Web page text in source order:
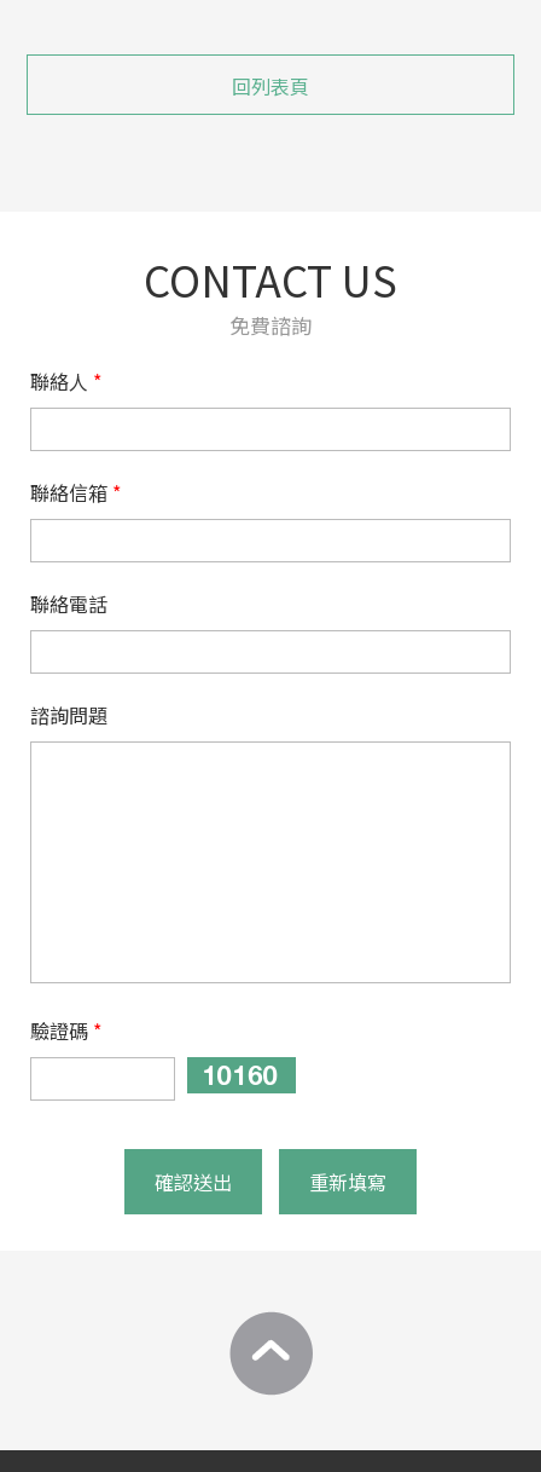
回列表頁
CONTACT US
免費諮詢
聯絡人 *
聯絡信箱 *
聯絡電話
諮詢問題
驗證碼 *
確認送出 重新填寫